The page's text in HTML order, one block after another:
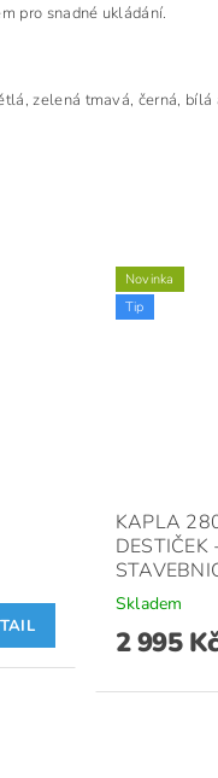
pro snadné ukládání.
zelená tmavá, černá, bílá
Novinka
Tip
KAPLA
Skladem
2 995